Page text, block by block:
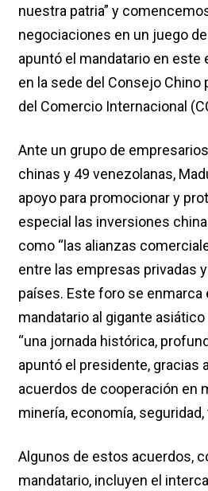
nuestra patria” y
negociaciones en un juego de
apuntó el mandatario en este
en la sede del Consejo Chino
del Comercio Internacional
Ante un grupo de
chinas y 49 venezolanas,
apoyo para promocionar y
especial las inversiones
como “las alianzas
entre las empresas privadas
países. Este foro se enmarca
mandatario al gigante asiático
“una jornada histórica,
apuntó el presidente, gracias
acuerdos de cooperación en
minería, economía,
Algunos de estos acuerdos,
mandatario, incluyen el